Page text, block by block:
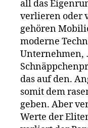
all das
verlieren oder
gehören
moderne
Unternehmen,
das auf den.
somit dem
geben. Aber
Werte der